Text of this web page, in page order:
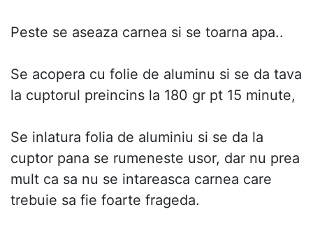
Peste se aseaza carnea si se toarna apa..
Se acopera cu folie de aluminu si se da tava
la cuptorul preincins la 180 gr pt 15 minute,
Se inlatura folia de aluminiu si se da la
cuptor pana se rumeneste usor, dar nu prea
mult ca sa nu se intareasca carnea care
trebuie sa fie foarte frageda.